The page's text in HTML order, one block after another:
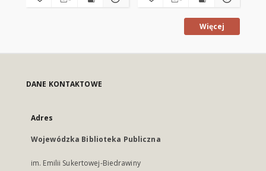
Więcej
DANE KONTAKTOWE
Adres
Wojewódzka Biblioteka Publiczna
im. Emilii Sukertowej-Biedrawiny